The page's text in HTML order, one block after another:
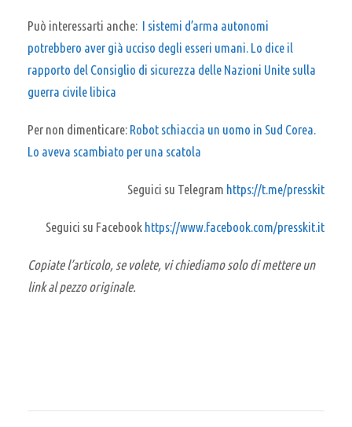
Può interessarti anche: I sistemi d’arma autonomi
potrebbero aver già ucciso degli esseri umani. Lo dice il
rapporto del Consiglio di sicurezza delle Nazioni Unite sulla
guerra civile libica
Per non dimenticare: Robot schiaccia un uomo in Sud Corea.
Lo aveva scambiato per una scatola
Seguici su Telegram https://t.me/presskit
Seguici su Facebook https://www.facebook.com/presskit.it
Copiate l’articolo, se volete, vi chiediamo solo di mettere un
link al pezzo originale.